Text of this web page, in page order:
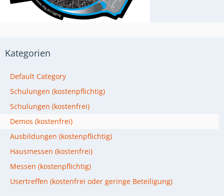
Kategorien
Default Category
Schulungen (kostenpflichtig)
Schulungen (kostenfrei)
Demos (kostenfrei)
Ausbildungen (kostenpflichtig)
Hausmessen (kostenfrei)
Messen (kostenpflichtig)
Usertreffen (kostenfrei oder geringe Beteiligung)